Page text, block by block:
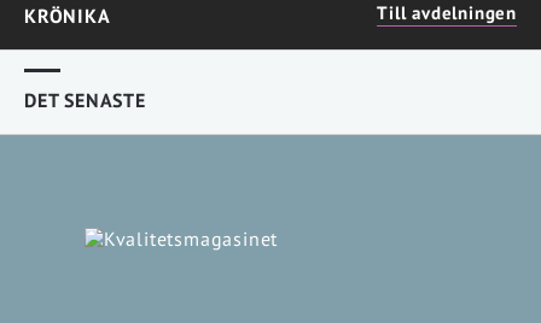
KRÖNIKA Till avdelningen
DET SENASTE